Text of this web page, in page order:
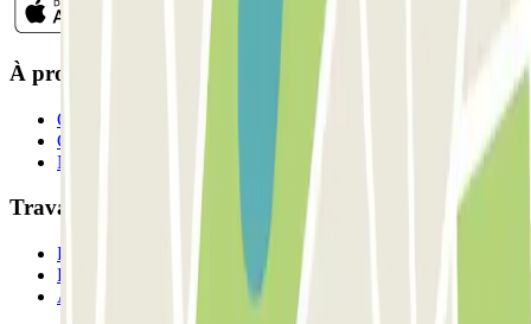
À propos de Parclick
Qui sommes-nous ?
Comment ça marche?
Nos parkings
Travaillons ensemble?
Professionnels
Fournisseur de parking
Affiliés